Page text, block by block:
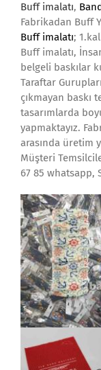
Buff imalatı,
Fabrikadan Buff
Buff imalatı;
Buff imalatı,
belgeli baskılar
Taraftar
çıkmayan
tasarımlarda
yapmaktayız.
arasında üretim
Müşteri
67 85 whatsapp,